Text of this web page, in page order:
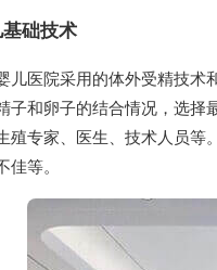
础技术
儿医院采用的体外受精技术
子和卵子的结合情况，选择
殖专家、医生、技术人员等
佳等。